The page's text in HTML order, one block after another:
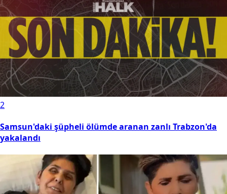
2
Samsun'daki şüpheli ölümde aranan zanlı Trabzon'da
yakalandı